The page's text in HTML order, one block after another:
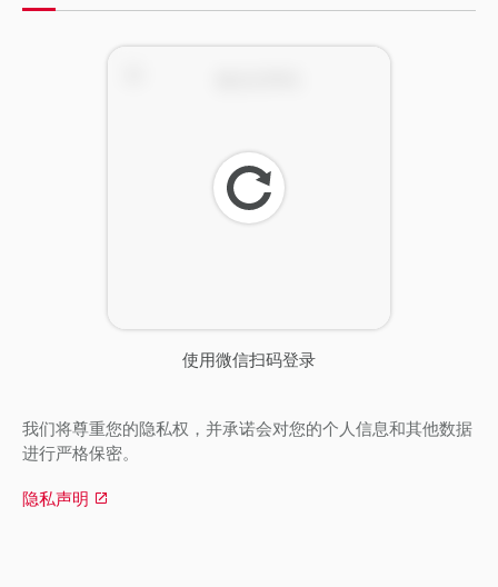
使用微信扫码登录
刷
新
我们将尊重您的隐私权，并承诺会对您的个人信息和其他数据
进行严格保密。
隐私声明